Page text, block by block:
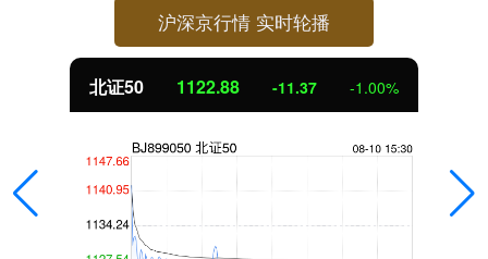
沪深京行情 实时轮播
北证50 1122.88 -11.37 -1.00%